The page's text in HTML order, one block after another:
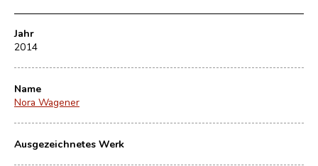
Kontakt
Jahr
2014
Name
Nora Wagener
Ausgezeichnetes Werk